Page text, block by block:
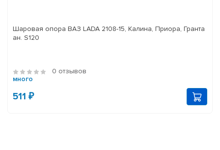
Шаровая опора ВАЗ LADA 2108-15, Калина, Приора, Гранта
ан. S120
0 отзывов
много
511 ₽